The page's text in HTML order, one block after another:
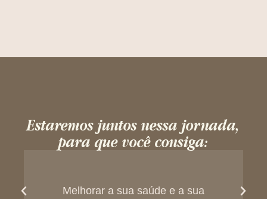
Estaremos juntos nessa jornada,
para que você consiga:
Melhorar a sua saúde e a sua